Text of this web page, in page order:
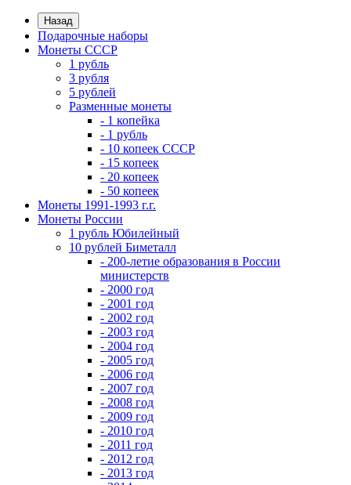
Назад
Подарочные наборы
Монеты СССР
1 рубль
3 рубля
5 рублей
Разменные монеты
- 1 копейка
- 1 рубль
- 10 копеек СССР
- 15 копеек
- 20 копеек
- 50 копеек
Монеты 1991-1993 г.г.
Монеты России
1 рубль Юбилейный
10 рублей Биметалл
- 200-летие образования в России
министерств
- 2000 год
- 2001 год
- 2002 год
- 2003 год
- 2004 год
- 2005 год
- 2006 год
- 2007 год
- 2008 год
- 2009 год
- 2010 год
- 2011 год
- 2012 год
- 2013 год